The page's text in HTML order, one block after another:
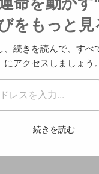
拝
メニュー
をもっと見
、続きを読んで、すべ
にアクセスしましょう。
続きを読む